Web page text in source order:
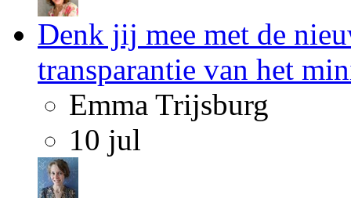
Denk jij mee met de
transparantie van het
Emma Trijsburg
10 jul